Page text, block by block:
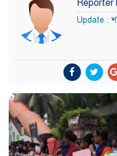
Reporter
Update :